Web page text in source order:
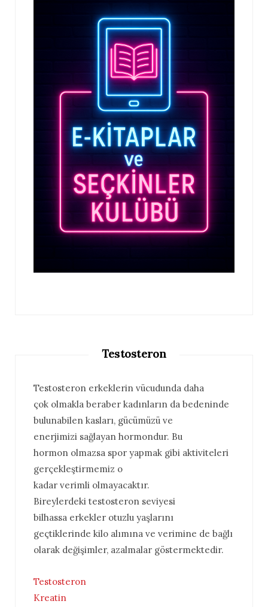
Testosteron
Testosteron erkeklerin vücudunda daha
çok olmakla beraber kadınların da bedeninde
bulunabilen kasları, gücümüzü ve
enerjimizi sağlayan hormondur. Bu
hormon olmazsa spor yapmak gibi aktiviteleri
gerçekleştirmemiz o
kadar verimli olmayacaktır.
Bireylerdeki testosteron seviyesi
bilhassa erkekler otuzlu yaşlarını
geçtiklerinde kilo alımına ve verimine de bağlı
olarak değişimler, azalmalar göstermektedir.
Testosteron
Kreatin